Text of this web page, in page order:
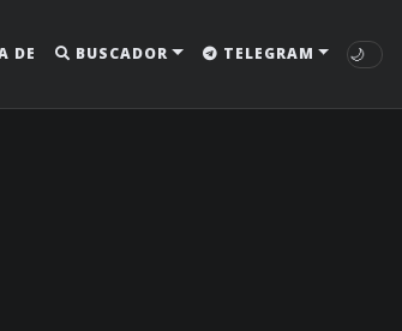
DE BUSCADOR TELEGRAM 🌙